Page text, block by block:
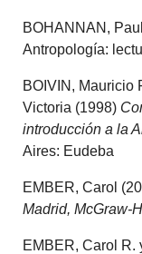
BOHANNAN,
Antropología:
BOIVIN, Mauricio
Victoria (1998)
introducción a la
Aires: Eudeba
EMBER, Carol
Madrid, McGraw-
EMBER, Carol R.